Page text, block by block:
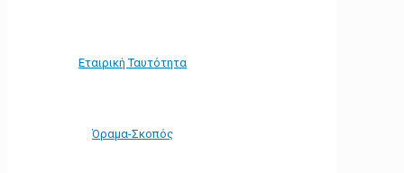
Εταιρική Ταυτότητα
Όραμα-Σκοπός